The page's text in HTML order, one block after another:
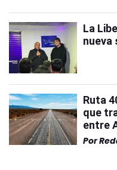
La
nueva
Ruta
que
entre
Por